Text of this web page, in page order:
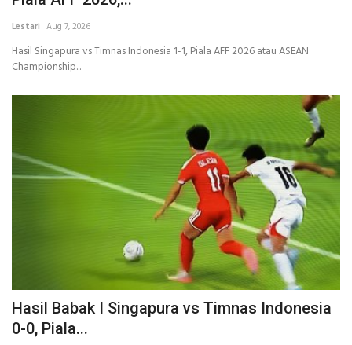
INDEKS
Lestari Aug 7, 2026
Hasil Singapura vs Timnas Indonesia 1-1, Piala AFF 2026 atau ASEAN
Championship...
Hasil Babak I Singapura vs Timnas Indonesia
0-0, Piala...